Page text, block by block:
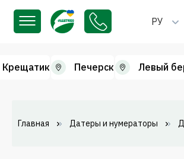
РУ
Крещатик Печерск Левый
Главная Датеры и нумераторы